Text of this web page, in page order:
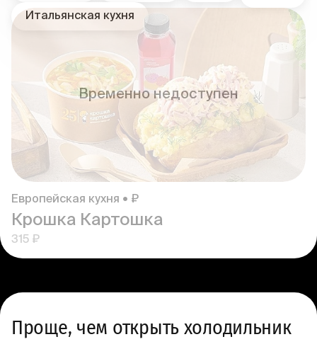
Итальянская кухня
Временно недоступен
Европейская кухня • ₽
Крошка Картошка
315 ₽
Проще, чем открыть холодильник